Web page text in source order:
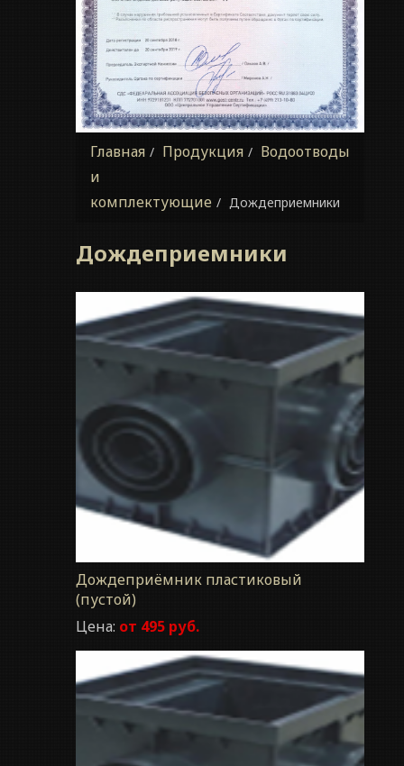
Главная Продукция
Водоотводы
и
комплектующие
Дождеприемники
Дождеприемники
Дождеприёмник пластиковый
(пустой)
Цена: от 495 руб.